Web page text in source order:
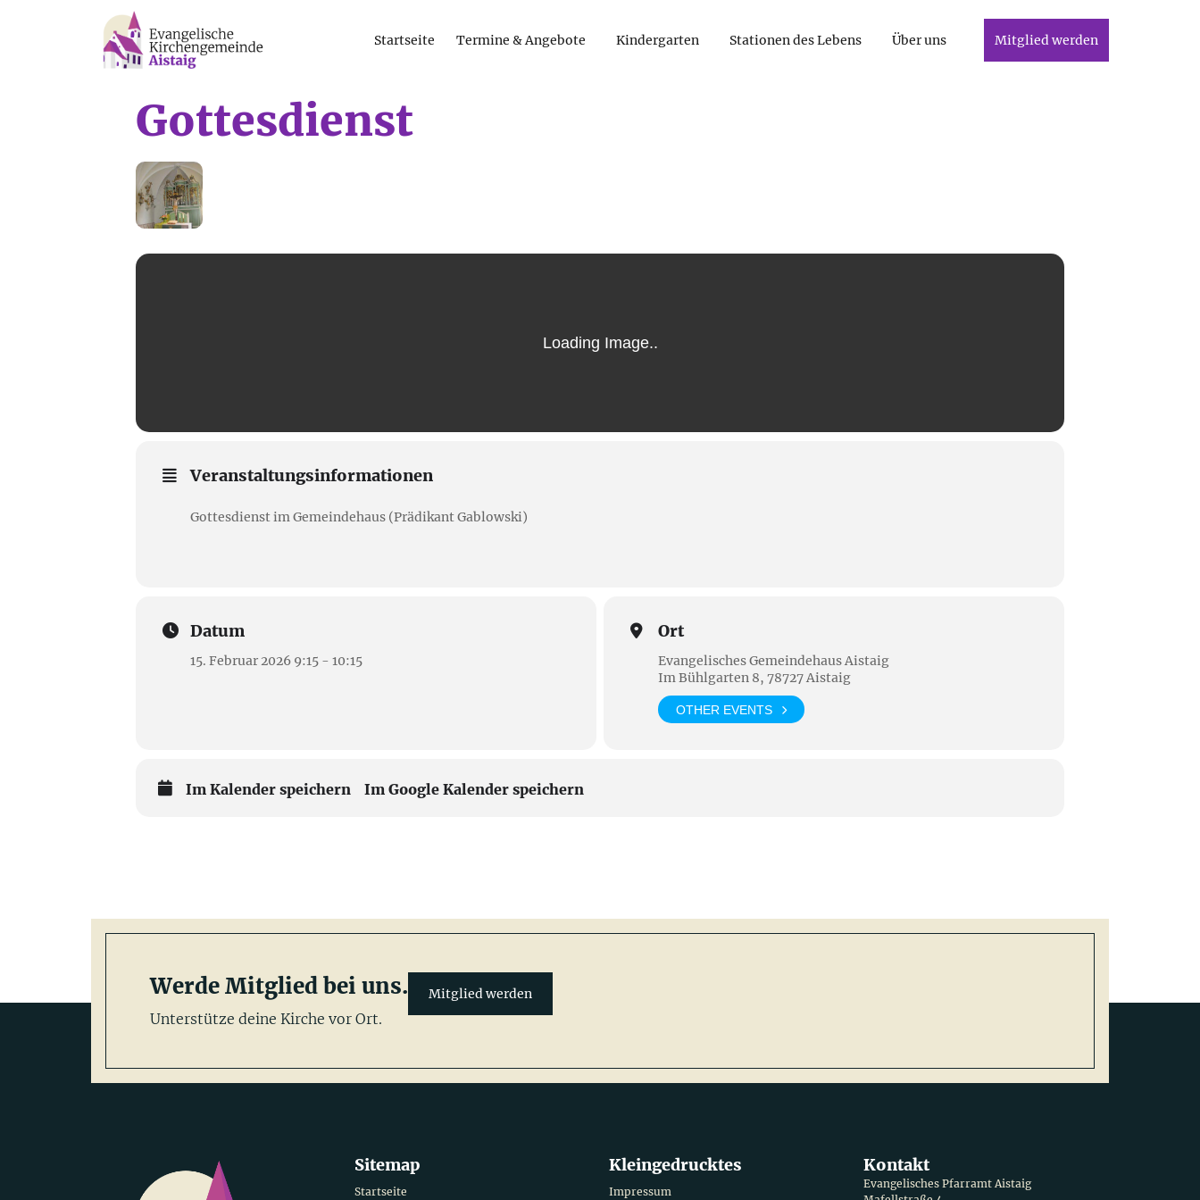
Startseite Termine & Angebote Kindergarten Stationen des Lebens Über uns Mitglied werden
Gottesdienst
Veranstaltungsinformationen
Gottesdienst im Gemeindehaus (Prädikant Gablowski)
Datum
15. Februar 2026 9:15 - 10:15
Ort
Evangelisches Gemeindehaus Aistaig
Im Bühlgarten 8, 78727 Aistaig
OTHER EVENTS
Im Kalender speichern Im Google Kalender speichern
Werde Mitglied bei uns.
Unterstütze deine Kirche vor Ort.
Mitglied werden
Sitemap
Startseite
Kleingedrucktes
Impressum
Kontakt
Evangelisches Pfarramt Aistaig